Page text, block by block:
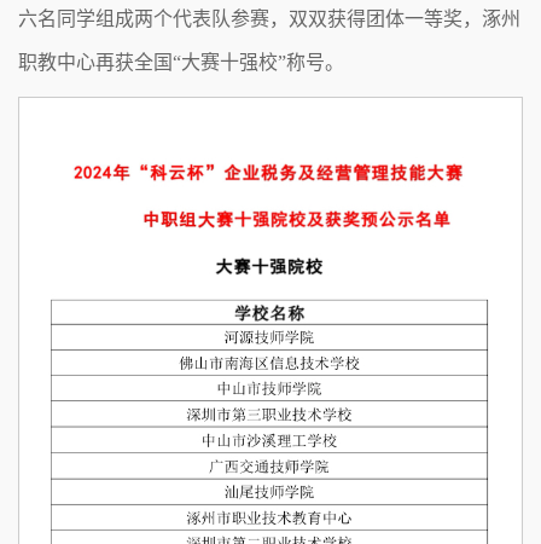
六名同学组成两个代表队参赛，双双获得团体一等奖，涿州
职教中心再获全国“大赛十强校”称号。